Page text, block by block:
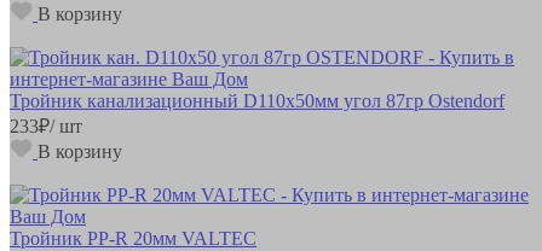
В корзину
Тройник канализационный D110х50мм угол 87гр Ostendorf
233₽/ шт
В корзину
Тройник РР-R 20мм VALTEC